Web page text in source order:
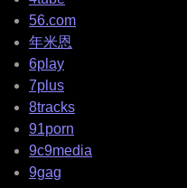
56.com
年米恩
6play
7plus
8tracks
91porn
9c9media
9gag